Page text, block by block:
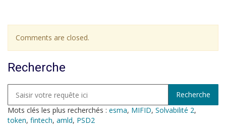
Comments are closed.
Recherche
Mots clés les plus recherchés : esma, MIFID, Solvabilité 2,
token, fintech, amld, PSD2